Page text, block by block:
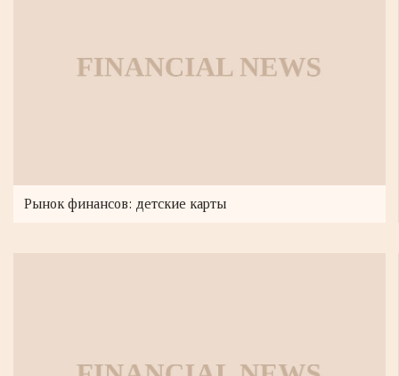
Рынок финансов: детские карты